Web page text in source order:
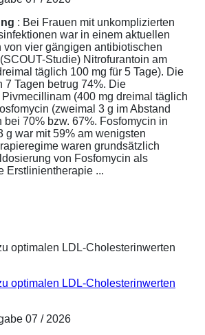
: Bei Frauen mit unkomplizierten
war in einem aktuellen
von vier gängigen antibiotischen
Studie) Nitrofurantoin am
täglich 100 mg für 5 Tage). Die
7 Tagen betrug 74%. Die
(400 mg dreimal täglich
(zweimal 3 g im Abstand
bei 70% bzw. 67%. Fosfomycin in
g war mit 59% am wenigsten
waren grundsätzlich
von Fosfomycin als
Erstlinientherapie ...
optimalen LDL-Cholesterinwerten
07 / 2026